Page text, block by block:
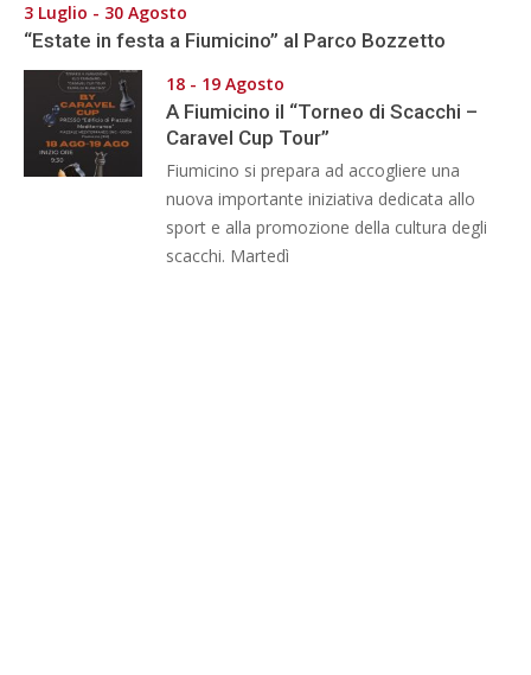
3 Luglio - 30 Agosto
“Estate in festa a Fiumicino” al Parco Bozzetto
18 - 19 Agosto
A Fiumicino il “Torneo di Scacchi –
Caravel Cup Tour”
Fiumicino si prepara ad accogliere una
nuova importante iniziativa dedicata allo
sport e alla promozione della cultura degli
scacchi. Martedì